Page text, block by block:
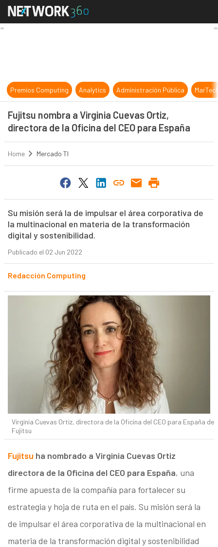
Fujitsu nombra a Virginia Cuevas
Premios Computing Analytics Administración Pública
Fujitsu nombra a Virginia Cuevas Ortiz,
directora de la Oficina del CEO para España
Home Mercado TI
Su misión será la de impulsar el área corporativa de
la multinacional en materia de la transformación
digital y sostenibilidad.
Publicado el 02 Jun 2022
Redacción Computing
Virginia Cuevas Ortiz, directora de la Oficina del CEO para España de
Fujitsu
Fujitsu ha nombrado a Virginia Cuevas Ortiz
directora de la Oficina del CEO para España, una
firme apuesta de la compañía para fortalecer su
estrategia y hoja de ruta en el país. Su misión será la
de impulsar el área corporativa de la multinacional en
materia de la transformación digital y sostenibilidad